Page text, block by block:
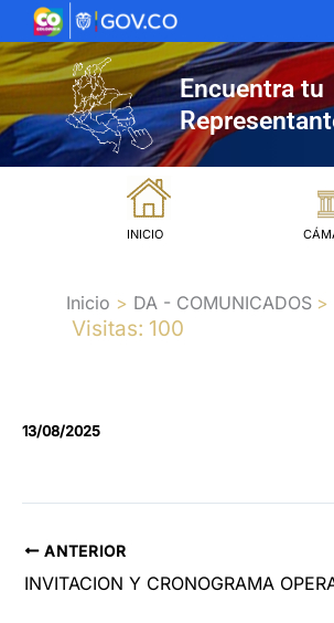
al
contenido
Encuentra tu
INICIO
Inicio DA - COMUNICADOS
Visitas: 100
13/08/2025
ANTERIOR
INVITACION Y CRONOGRAMA